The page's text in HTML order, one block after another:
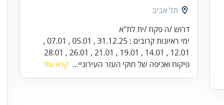
תל אביב
ימי ראיונות קרובים : 31.12.25 , 05.01 , 07.01 ,
12.01 , 14.01 , 19.01 , 21.01 , 26.01 , 28.01
פיקוח ואכיפה של חוקי העזר העירוניי... קרא עוד